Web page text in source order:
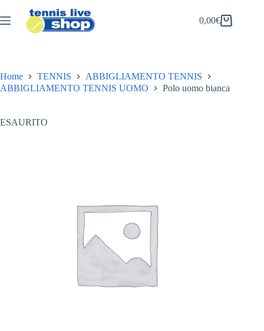
al
contenuto
Carrello
0,00€
Home TENNIS
ABBIGLIAMENTO TENNIS
ABBIGLIAMENTO TENNIS UOMO
Polo uomo bianca
ESAURITO